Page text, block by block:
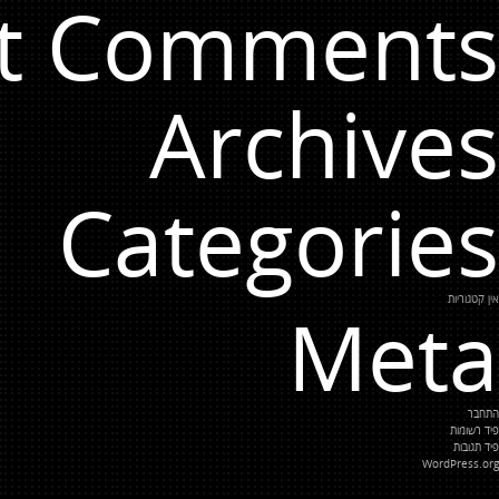
Comments
Archives
Categories
אין קטגוריות
Meta
התחבר
פיד רשומות
פיד תגובות
WordPress.org